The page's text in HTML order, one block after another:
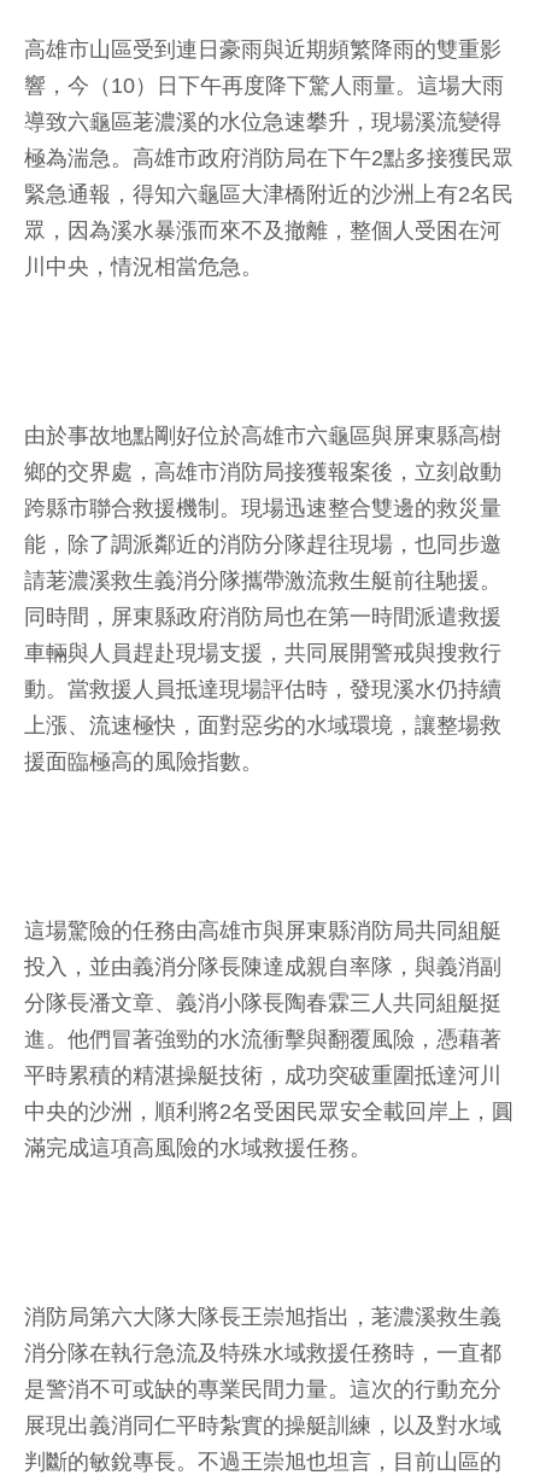
高雄市山區受到連日豪雨與近期頻繁降雨的雙重影
響，今（10）日下午再度降下驚人雨量。這場大雨
導致六龜區荖濃溪的水位急速攀升，現場溪流變得
極為湍急。高雄市政府消防局在下午2點多接獲民眾
緊急通報，得知六龜區大津橋附近的沙洲上有2名民
眾，因為溪水暴漲而來不及撤離，整個人受困在河
川中央，情況相當危急。
由於事故地點剛好位於高雄市六龜區與屏東縣高樹
鄉的交界處，高雄市消防局接獲報案後，立刻啟動
跨縣市聯合救援機制。現場迅速整合雙邊的救災量
能，除了調派鄰近的消防分隊趕往現場，也同步邀
請荖濃溪救生義消分隊攜帶激流救生艇前往馳援。
同時間，屏東縣政府消防局也在第一時間派遣救援
車輛與人員趕赴現場支援，共同展開警戒與搜救行
動。當救援人員抵達現場評估時，發現溪水仍持續
上漲、流速極快，面對惡劣的水域環境，讓整場救
援面臨極高的風險指數。
這場驚險的任務由高雄市與屏東縣消防局共同組艇
投入，並由義消分隊長陳達成親自率隊，與義消副
分隊長潘文章、義消小隊長陶春霖三人共同組艇挺
進。他們冒著強勁的水流衝擊與翻覆風險，憑藉著
平時累積的精湛操艇技術，成功突破重圍抵達河川
中央的沙洲，順利將2名受困民眾安全載回岸上，圓
滿完成這項高風險的水域救援任務。
消防局第六大隊大隊長王崇旭指出，荖濃溪救生義
消分隊在執行急流及特殊水域救援任務時，一直都
是警消不可或缺的專業民間力量。這次的行動充分
展現出義消同仁平時紮實的操艇訓練，以及對水域
判斷的敏銳專長。不過王崇旭也坦言，目前山區的